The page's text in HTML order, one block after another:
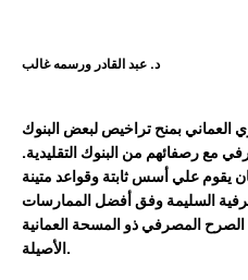
د. عبد القادر ورسمه غالب
العماني بمنح تراخيص لبعض البنوك
مع رصفائهم من البنوك التقليدية.
علي أسس ثابتة وقواعد متينة
السليمة وفق أفضل الممارسات
الصرح المصرفي ذو المسحة العمانية
الأصيلة.